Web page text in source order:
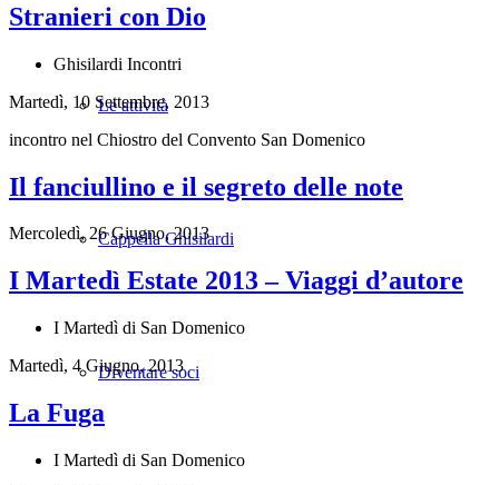
Le attività
Cappella Ghisilardi
Diventare soci
Stranieri con Dio
Ghisilardi Incontri
Martedì, 10 Settembre, 2013
incontro nel Chiostro del Convento San Domenico
Il fanciullino e il segreto delle note
Mercoledì, 26 Giugno, 2013
I Martedì Estate 2013 – Viaggi d’autore
I Martedì di San Domenico
Martedì, 4 Giugno, 2013
La Fuga
I Martedì di San Domenico